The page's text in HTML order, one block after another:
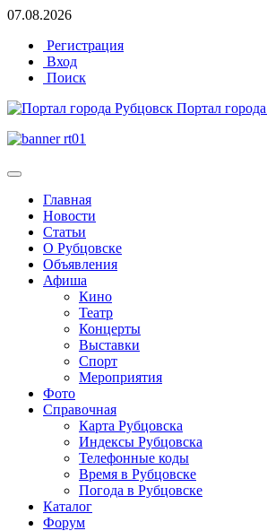
07.08.2026
Регистрация
Вход
Поиск
Портал
Главная
Новости
Статьи
О Рубцовске
Объявления
Афиша
Кино
Театр
Концерты
Выставки
Спорт
Мероприятия
Фото
Справочная
Карта Рубцовска
Индексы Рубцовска
Телефонные коды
Время в Рубцовске
Погода в Рубцовске
Каталог
Форум